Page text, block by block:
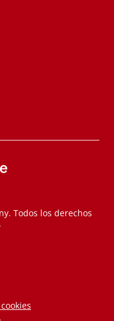
Todos los derechos